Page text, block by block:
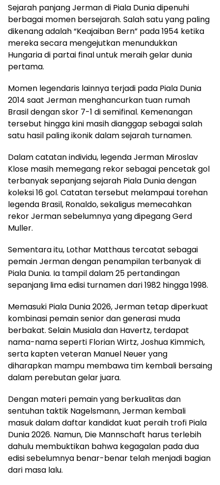
Sejarah panjang Jerman di Piala Dunia dipenuhi
berbagai momen bersejarah. Salah satu yang paling
dikenang adalah “Keajaiban Bern” pada 1954 ketika
mereka secara mengejutkan menundukkan
Hungaria di partai final untuk meraih gelar dunia
pertama.
Momen legendaris lainnya terjadi pada Piala Dunia
2014 saat Jerman menghancurkan tuan rumah
Brasil dengan skor 7-1 di semifinal. Kemenangan
tersebut hingga kini masih dianggap sebagai salah
satu hasil paling ikonik dalam sejarah turnamen.
Dalam catatan individu, legenda Jerman Miroslav
Klose masih memegang rekor sebagai pencetak gol
terbanyak sepanjang sejarah Piala Dunia dengan
koleksi 16 gol. Catatan tersebut melampaui torehan
legenda Brasil, Ronaldo, sekaligus memecahkan
rekor Jerman sebelumnya yang dipegang Gerd
Muller.
Sementara itu, Lothar Matthaus tercatat sebagai
pemain Jerman dengan penampilan terbanyak di
Piala Dunia. Ia tampil dalam 25 pertandingan
sepanjang lima edisi turnamen dari 1982 hingga 1998.
Memasuki Piala Dunia 2026, Jerman tetap diperkuat
kombinasi pemain senior dan generasi muda
berbakat. Selain Musiala dan Havertz, terdapat
nama-nama seperti Florian Wirtz, Joshua Kimmich,
serta kapten veteran Manuel Neuer yang
diharapkan mampu membawa tim kembali bersaing
dalam perebutan gelar juara.
Dengan materi pemain yang berkualitas dan
sentuhan taktik Nagelsmann, Jerman kembali
masuk dalam daftar kandidat kuat peraih trofi Piala
Dunia 2026. Namun, Die Mannschaft harus terlebih
dahulu membuktikan bahwa kegagalan pada dua
edisi sebelumnya benar-benar telah menjadi bagian
dari masa lalu.